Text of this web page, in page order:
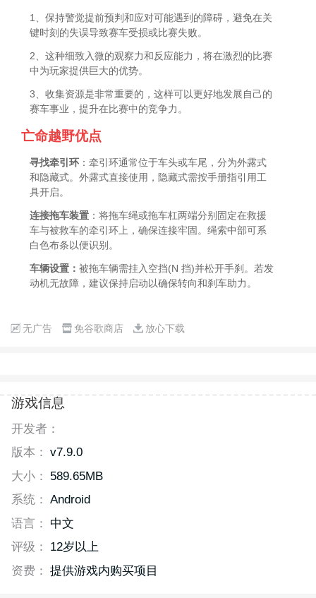
1、保持警觉提前预判和应对可能遇到的障碍，避免在关
键时刻的失误导致赛车受损或比赛失败。
2、这种细致入微的观察力和反应能力，将在激烈的比赛
中为玩家提供巨大的优势。
3、收集资源是非常重要的，这样可以更好地发展自己的
赛车事业，提升在比赛中的竞争力。
亡命越野优点
寻找牵引环 ：牵引环通常位于车头或车尾，分为外露式
和隐藏式。外露式直接使用，隐藏式需按手册指引用工
具开启。
连接拖车装置 ：将拖车绳或拖车杠两端分别固定在救援
车与被救车的牵引环上，确保连接牢固。绳索中部可系
白色布条以便识别。
车辆设置：被拖车辆需挂入空挡(N 挡)并松开手刹。若发
动机无故障，建议保持启动以确保转向和刹车助力。
无广告 免谷歌商店 放心下载
游戏信息
开发者：
版本： v7.9.0
大小：
589.65MB
系统： Android
语言：
中文
评级：
12岁以上
资费： 提供游戏内购买项目